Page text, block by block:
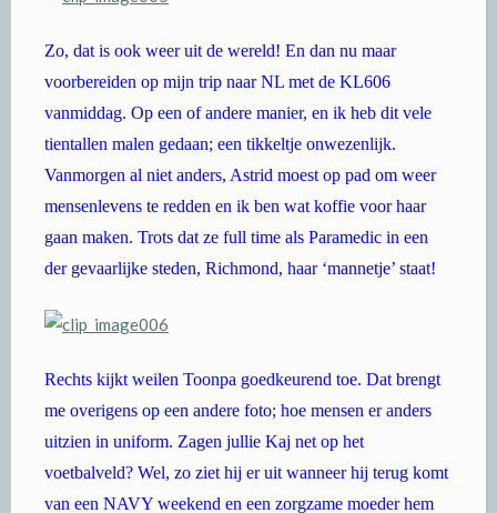
Zo, dat is ook weer uit de wereld! En dan nu maar
voorbereiden op mijn trip naar NL met de KL606
vanmiddag. Op een of andere manier, en ik heb dit vele
tientallen malen gedaan; een tikkeltje onwezenlijk.
Vanmorgen al niet anders, Astrid moest op pad om weer
mensenlevens te redden en ik ben wat koffie voor haar
gaan maken. Trots dat ze full time als Paramedic in een
der gevaarlijke steden, Richmond, haar ‘mannetje’ staat!
Rechts kijkt weilen Toonpa goedkeurend toe. Dat brengt
me overigens op een andere foto; hoe mensen er anders
uitzien in uniform. Zagen jullie Kaj net op het
voetbalveld? Wel, zo ziet hij er uit wanneer hij terug komt
van een NAVY weekend en een zorgzame moeder hem